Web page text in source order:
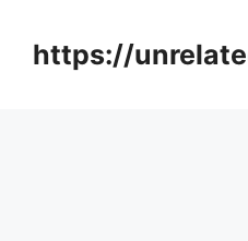
contenthttps://